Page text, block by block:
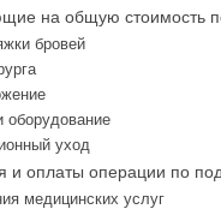
на общую стоимость
бровей
оборудование
уход
и оплаты операции по
медицинских услуг